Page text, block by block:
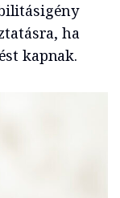
ha
kapnak.